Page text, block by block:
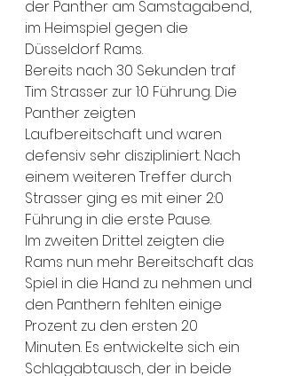
der Panther am Samstagabend,
im Heimspiel gegen die
Düsseldorf Rams.
Bereits nach 30 Sekunden traf
Tim Strasser zur 1:0 Führung. Die
Panther zeigten
Laufbereitschaft und waren
defensiv sehr diszipliniert. Nach
einem weiteren Treffer durch
Strasser ging es mit einer 2:0
Führung in die erste Pause.
Im zweiten Drittel zeigten die
Rams nun mehr Bereitschaft das
Spiel in die Hand zu nehmen und
den Panthern fehlten einige
Prozent zu den ersten 20
Minuten. Es entwickelte sich ein
Schlagabtausch, der in beide